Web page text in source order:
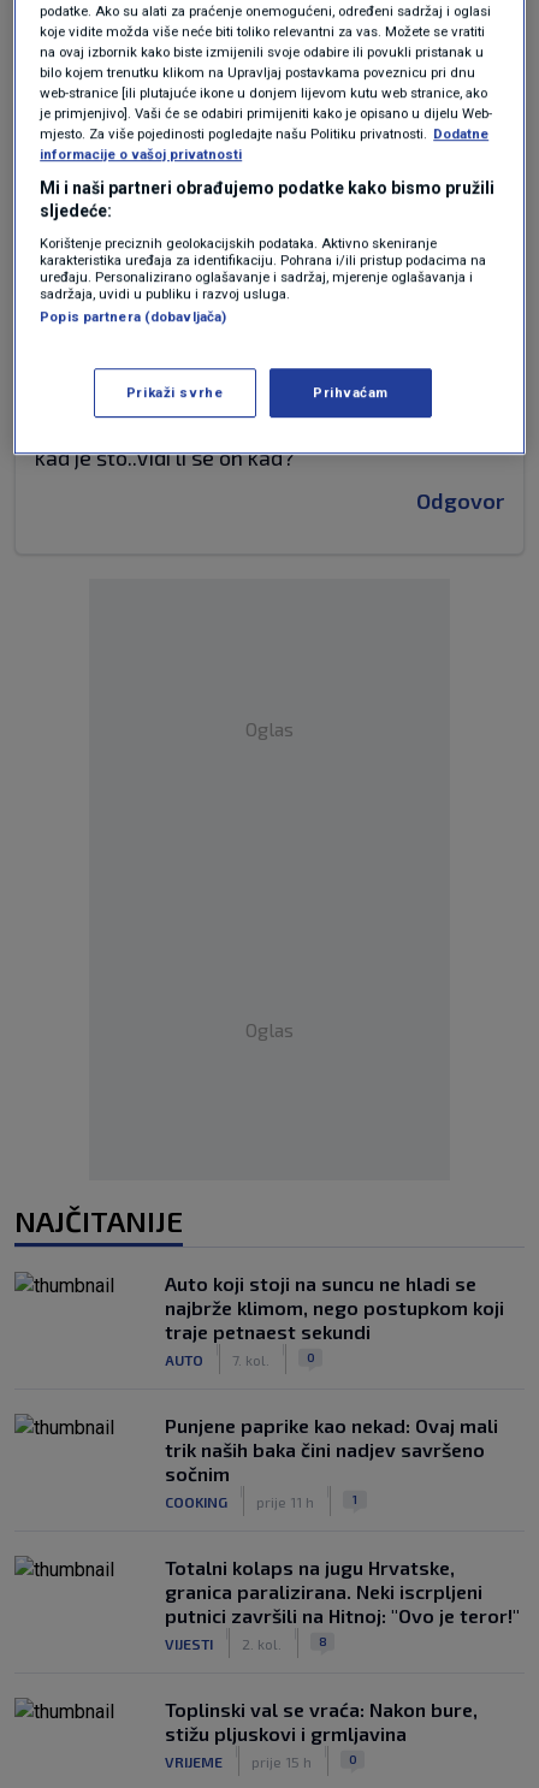
Odgovor
prije 3 mjeseci
Redil
Suicidalan lik koji ima problema sam sa sobom.
Odgovor
kad je što..Vidi li se on kad?
Odgovor
Oglas
Oglas
NAJČITANIJE
Auto koji stoji na suncu ne hladi se
najbrže klimom, nego postupkom koji
traje petnaest sekundi
AUTO 7. kol. 0
Punjene paprike kao nekad: Ovaj mali
trik naših baka čini nadjev savršeno
sočnim
COOKING prije 11 h 1
Totalni kolaps na jugu Hrvatske,
granica paralizirana. Neki iscrpljeni
putnici završili na Hitnoj: "Ovo je teror!"
VIJESTI 2. kol. 8
Toplinski val se vraća: Nakon bure,
stižu pljuskovi i grmljavina
VRIJEME prije 15 h 0
podatke. Ako su alati za praćenje onemogućeni, određeni sadržaj i oglasi
koje vidite možda više neće biti toliko relevantni za vas. Možete se vratiti
na ovaj izbornik kako biste izmijenili svoje odabire ili povukli pristanak u
bilo kojem trenutku klikom na Upravljaj postavkama poveznicu pri dnu
web-stranice [ili plutajuće ikone u donjem lijevom kutu web stranice, ako
je primjenjivo]. Vaši će se odabiri primijeniti kako je opisano u dijelu Web-
mjesto. Za više pojedinosti pogledajte našu Politiku privatnosti. Dodatne
informacije o vašoj privatnosti
Mi i naši partneri obrađujemo podatke kako bismo pružili
sljedeće:
Korištenje preciznih geolokacijskih podataka. Aktivno skeniranje
karakteristika uređaja za identifikaciju. Pohrana i/ili pristup podacima na
uređaju. Personalizirano oglašavanje i sadržaj, mjerenje oglašavanja i
sadržaja, uvidi u publiku i razvoj usluga.
Popis partnera (dobavljača)
Prikaži svrhe Prihvaćam